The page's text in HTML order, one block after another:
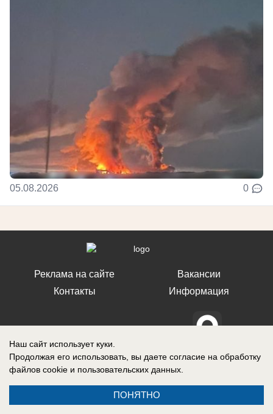
05.08.2026 0
Реклама на сайте
Контакты
Вакансии
Информация
Регистрационный номер: Эл № ФС 77-76040, выдано Федеральной
службой по надзору в сфере связи, информационных технологий и
массовых коммуникаций (Роскомнадзор) 12 июля 2019 г.
Наш сайт использует куки.
Продолжая его использовать, вы даете согласие на обработку
файлов cookie и пользовательских данных.
ПОНЯТНО